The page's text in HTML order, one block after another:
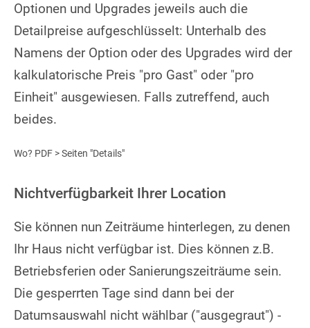
Optionen und Upgrades jeweils auch die
Detailpreise aufgeschlüsselt: Unterhalb des
Namens der Option oder des Upgrades wird der
kalkulatorische Preis "pro Gast" oder "pro
Einheit" ausgewiesen. Falls zutreffend, auch
beides.
Wo? PDF > Seiten "Details"
Nichtverfügbarkeit Ihrer Location
Sie können nun Zeiträume hinterlegen, zu denen
Ihr Haus nicht verfügbar ist. Dies können z.B.
Betriebsferien oder Sanierungszeiträume sein.
Die gesperrten Tage sind dann bei der
Datumsauswahl nicht wählbar ("ausgegraut") -